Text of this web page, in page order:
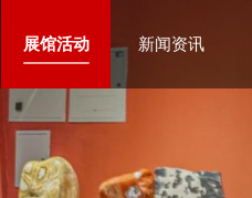
展馆活动 新闻资讯